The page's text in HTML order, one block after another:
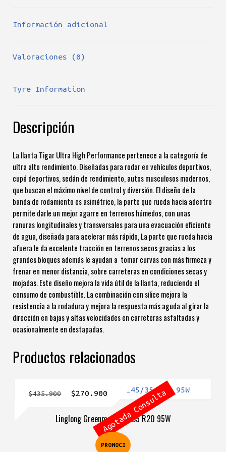
Información adicional
Valoraciones (0)
Tyre Information
Descripción
La llanta Tigar Ultra High Performance pertenece a la categoría de
ultra alto rendimiento. Diseñadas para rodar en vehículos deportivos,
cupé deportivos, sedán de rendimiento, autos musculosos modernos,
que buscan el máximo nivel de control y diversión. El diseño de la
banda de rodamiento es asimétrico, la parte que rueda hacia adentro
permite darle un mejor agarre en terrenos húmedos, con unas
ranuras longitudinales y transversales para una evacuación eficiente
de agua, diseñada para acelerar más rápido, La parte que rueda hacia
afuera le da excelente tracción en terrenos secos gracias a los
grandes bloques además le ayudan a tomar curvas con más firmeza y
frenar en menor distancia, sobre carreteras en condiciones secas y
mojadas. Este diseño mejora la vida útil de la llanta, reduciendo el
consumo de combustible. La combinación con sílice mejora la
resistencia a la rodadura y mejora la respuesta más aguda al girar la
dirección en bajas y altas velocidades en carreteras asfaltadas y
ocasionalmente en destapadas.
Productos relacionados
Linglong Greenmax 245/35 R20 95W
PROMOCI
$435.900
El
original
$435.900.
$270.900
precio
actual
es:
$270.900.
Agotada Consulta